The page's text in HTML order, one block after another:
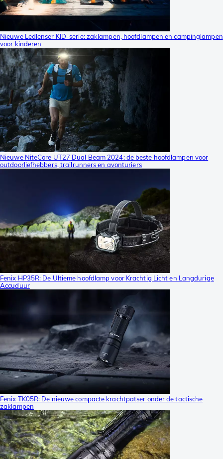
Nieuwe Ledlenser KID-serie: zaklampen, hoofdlampen en campinglampen
voor kinderen
Nieuwe NiteCore UT27 Dual Beam 2024: de beste hoofdlampen voor
outdoorliefhebbers, trailrunners en avonturiers
Fenix HP35R: De Ultieme hoofdlamp voor Krachtig Licht en Langdurige
Accuduur
Fenix TK05R: De nieuwe compacte krachtpatser onder de tactische
zaklampen